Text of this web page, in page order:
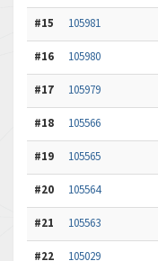
#15 105981
#16 105980
#17 105979
#18 105566
#19 105565
#20 105564
#21 105563
#22 105029